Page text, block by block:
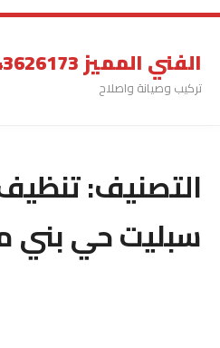
الفني المميز 0543626173
تركيب وصيانة واصلاح
التصنيف:تنظيف
سبليت حي بني